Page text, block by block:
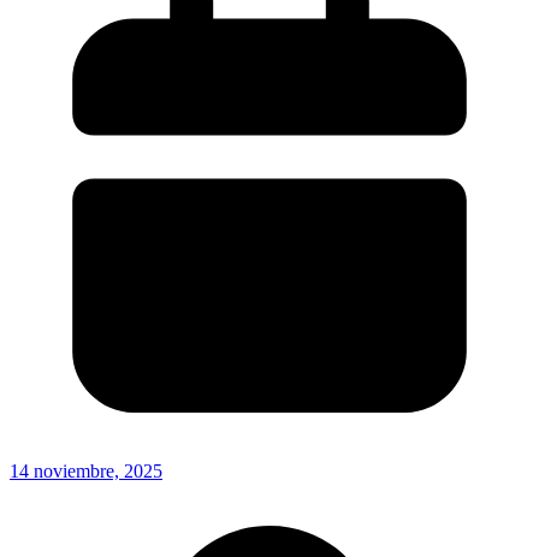
14 noviembre, 2025